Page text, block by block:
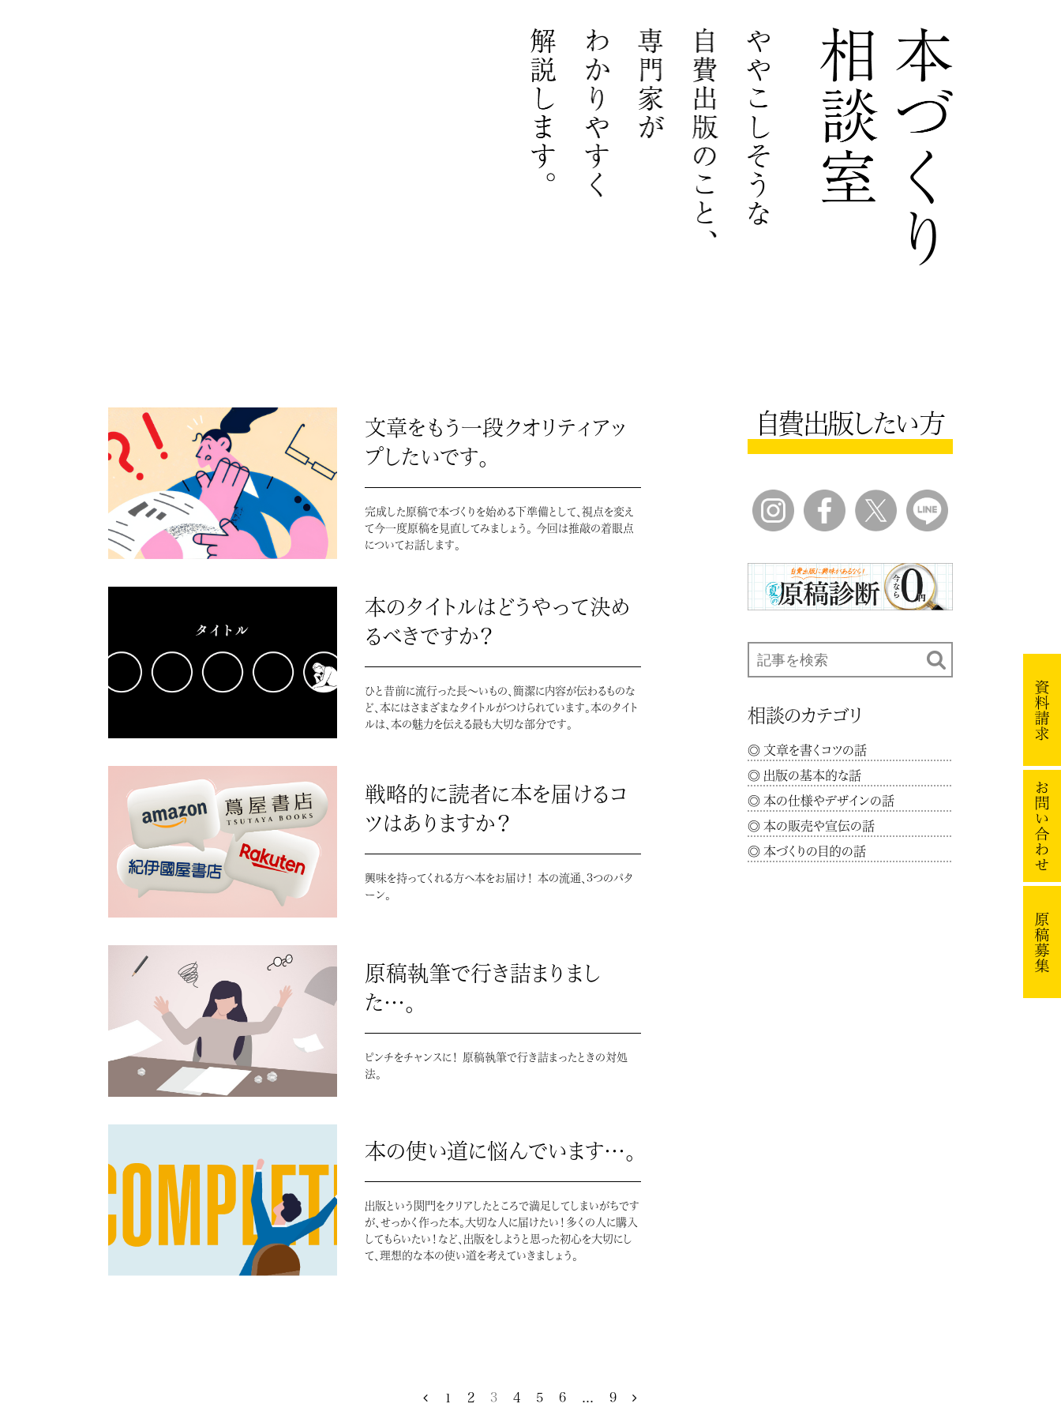
文章をもう一段クオリティアッ
プしたいです。
完成した原稿で本づくりを始める下準備として、視点を変え
て今一度原稿を見直してみましょう。 今回は推敲の着眼点
についてお話します。
本のタイトルはどうやって決め
るべきですか？
ひと昔前に流行った長～いもの、簡潔に内容が伝わるものな
ど、本にはさまざまなタイトルがつけられています。本のタイト
ルは、本の魅力を伝える最も大切な部分です。
戦略的に読者に本を届けるコ
ツはありますか？
興味を持ってくれる方へ本をお届け！ 本の流通、3つのパタ
ーン。
原稿執筆で行き詰まりまし
た…。
ピンチをチャンスに！ 原稿執筆で行き詰まったときの対処
法。
本の使い道に悩んでいます…。
出版という関門をクリアしたところで満足してしまいがちです
が、せっかく作った本。大切な人に届けたい！多くの人に購入
してもらいたい！など、出版をしようと思った初心を大切にし
て、理想的な本の使い道を考えていきましょう。
1 2 3 4 5 6 9
自費出版したい方
相談のカテゴリ
文章を書くコツの話
出版の基本的な話
本の仕様やデザインの話
本の販売や宣伝の話
本づくりの目的の話